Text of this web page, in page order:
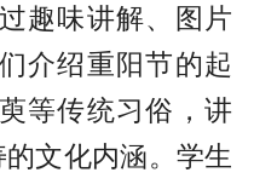
趣味讲解、图片
介绍重阳节的起
等传统习俗，讲
的文化内涵。学生